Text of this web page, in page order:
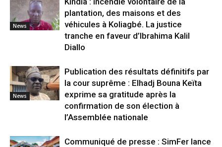
News
plantation, des maisons et des
véhicules à Koliagbé. La justice
tranche en faveur d’Ibrahima Kalil
Diallo
News
Publication des résultats définitifs par
la cour suprême : Elhadj Bouna Keïta
exprime sa gratitude après la
confirmation de son élection à
l’Assemblée nationale
Communiqué de presse : SimFer lance